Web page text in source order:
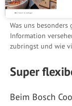
Was uns
Information
zubringst und wie
Super
Beim Bosch